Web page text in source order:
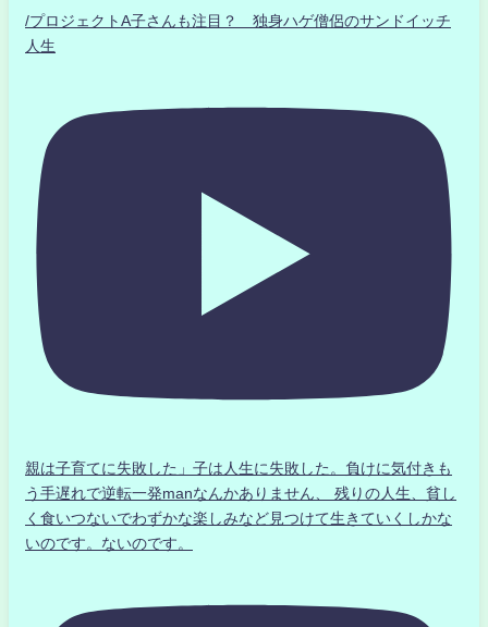
/プロジェクトA子さんも注目？ 独身ハゲ僧侶のサンドイッチ
人生
親は子育てに失敗した」子は人生に失敗した。負けに気付きも
う手遅れで逆転一発manなんかありません、 残りの人生、貧し
く食いつないでわずかな楽しみなど見つけて生きていくしかな
いのです。ないのです。